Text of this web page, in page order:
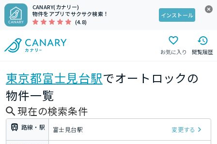
CANARY(カナリー)
物件をアプリでサクサク検索！
(4.8)
インストール
お気に入り 閲覧履歴
東京都富士見台駅でオートロックの
物件一覧
現在の検索条件
路線・駅 富士見台駅 変更する